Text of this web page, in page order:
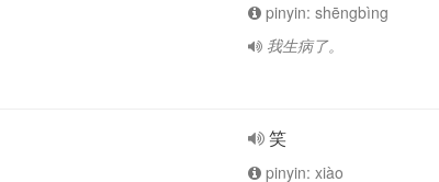
pinyin: shēngbìng
我生病了。
笑
pinyin: xiào